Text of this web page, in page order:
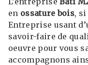
en ossature bois, si
Entreprise usant
savoir-faire de
oeuvre pour vous
accompagnons